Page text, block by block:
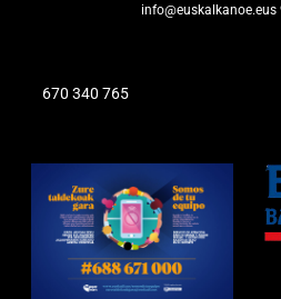
670 340 765